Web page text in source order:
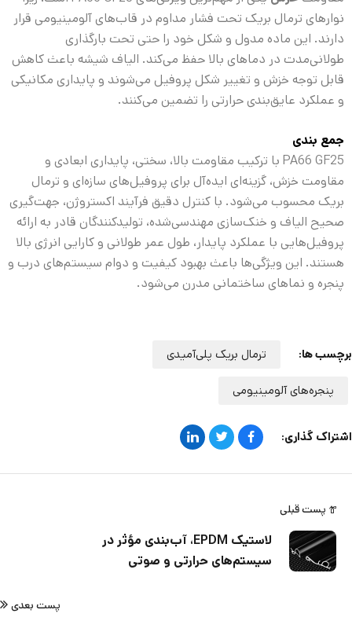
نوارهای ترمال بریک تحت فشار مداوم در قاب‌های آلومینیومی قرار
دارند. این ماده مدول و شکل خود را حتی تحت بارگذاری
طولانی‌مدت در دماهای بالا حفظ می‌کند. الیاف شیشه باعث کاهش
قابل توجه خزش و تغییر شکل پروفیل می‌شوند و پایداری مکانیکی
و عملکرد عایق‌بندی حرارتی را تضمین می‌کنند.
جمع بندی
PA66 GF25 با ترکیب مقاومت بالا، سختی، پایداری ابعادی و
مقاومت خزش، گزینه‌ای ایده‌آل برای پروفیل‌های سازه‌ای و ترمال
بریک محسوب می‌شود. با کنترل دقیق فرآیند اکستروژن، جهت‌گیری
صحیح الیاف و خنک‌سازی مهندسی‌شده، تولیدکنندگان قادر به ارائه
پروفیل‌هایی با عملکرد پایدار، طول عمر طولانی و کارایی انرژی بالا
هستند. این ویژگی‌ها باعث بهبود کیفیت و دوام سیستم‌های درب و
پنجره و نماهای ساختمانی مدرن می‌شود.
برچسب ها: ترمال بریک پلی‌آمیدی
پنجره‌های آلومینیومی
اشتراک گذاری:
پست قبلی
لاستیک EPDM، آب‌بندی مؤثر در
سیستم‌های حرارتی و صوتی
پست بعدی